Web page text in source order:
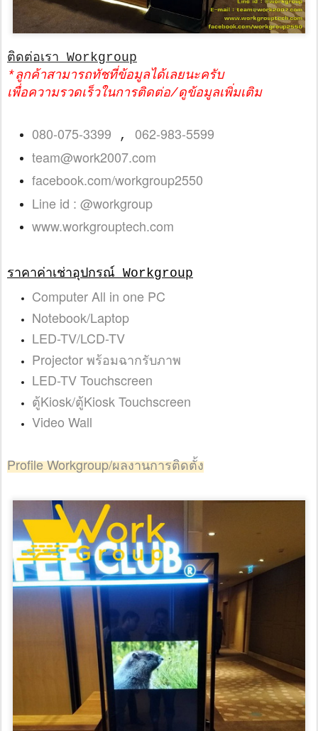
ติดต่อเรา Workgroup
*ลูกค้าสามารถทัชที่ข้อมูลได้เลยนะครับ
เพื่อความรวดเร็วในการติดต่อ/ดูข้อมูลเพิ่มเติม
080-075-3399 , 062-983-5599
team@work2007.com
facebook.com/workgroup2550
Line id : @workgroup
www.workgrouptech.com
ราคาค่าเช่าอุปกรณ์ Workgroup
Computer All in one PC
Notebook/Laptop
LED-TV/LCD-TV
Projector พร้อมฉากรับภาพ
LED-TV Touchscreen
ตู้Kiosk/ตู้Kiosk Touchscreen
Video Wall
Profile Workgroup/ผลงานการติดตั้ง